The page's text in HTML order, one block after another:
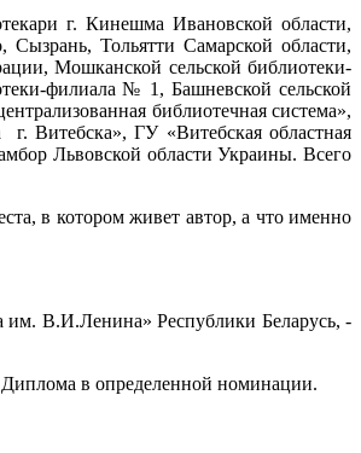
г. Кинешма Ивановской области,
Сызрань, Тольятти Самарской области,
,Мошканской сельской библиотеки-
филиала № 1,Башневской сельской
библиотечная система»,
г. Витебска», ГУ «Витебская областная
Львовской области Украины. Всего
в котором живет автор, а что именно
им. В.И.Ленина» Республики Беларусь, -
Диплома в определенной номинации.